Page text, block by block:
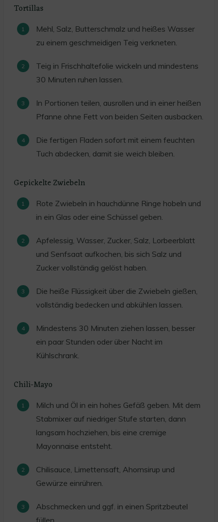
Tortillas
Mehl, Salz, Butterschmalz und heißes Wasser
zu einem geschmeidigen Teig verkneten.
Teig in Frischhaltefolie wickeln und mindestens
30 Minuten ruhen lassen.
In Portionen teilen, ausrollen und in einer heißen
Pfanne ohne Fett von beiden Seiten ausbacken.
Die fertigen Fladen sofort mit einem feuchten
Tuch abdecken, damit sie weich bleiben.
Gepickelte Zwiebeln
Rote Zwiebeln in hauchdünne Ringe hobeln und
in ein Glas oder eine Schüssel geben.
Apfelessig, Wasser, Zucker, Salz, Lorbeerblatt
und Senfsaat aufkochen, bis sich Salz und
Zucker vollständig gelöst haben.
Die heiße Flüssigkeit über die Zwiebeln gießen,
vollständig bedecken und abkühlen lassen.
Mindestens 30 Minuten ziehen lassen, besser
ein paar Stunden oder über Nacht im
Kühlschrank.
Chili-Mayo
Milch und Öl in ein hohes Gefäß geben. Mit dem
Stabmixer auf niedriger Stufe starten, dann
langsam hochziehen, bis eine cremige
Mayonnaise entsteht.
Chilisauce, Limettensaft, Ahornsirup und
Gewürze einrühren.
Abschmecken und ggf. in einen Spritzbeutel
füllen.